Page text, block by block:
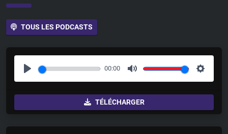
TOUS LES PODCASTS
P
l
00:00
M
u
t
S
e
TÉLÉCHARGER